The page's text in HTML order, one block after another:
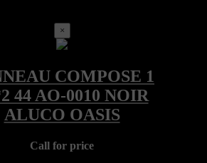
×
Call for price